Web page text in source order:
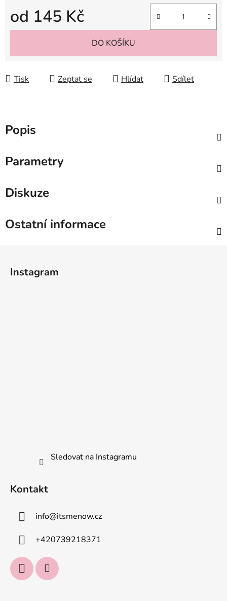
od 145 Kč
Měrná cena:
DO KOŠÍKU
Tisk Zeptat se Hlídat Sdílet
Popis
Parametry
Diskuze
Ostatní informace
Instagram
Sledovat na Instagramu
Kontakt
info@itsmenow.cz
+420739218371